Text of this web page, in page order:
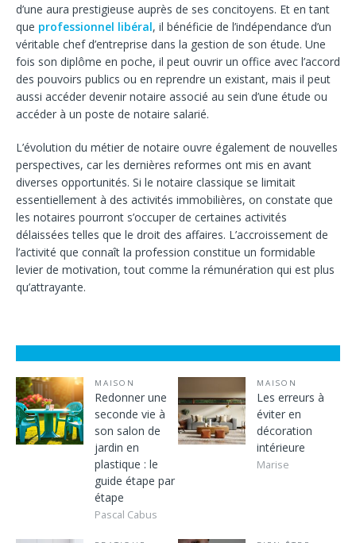
d’une aura prestigieuse auprès de ses concitoyens. Et en tant
que professionnel libéral, il bénéficie de l’indépendance d’un
véritable chef d’entreprise dans la gestion de son étude. Une
fois son diplôme en poche, il peut ouvrir un office avec l’accord
des pouvoirs publics ou en reprendre un existant, mais il peut
aussi accéder devenir notaire associé au sein d’une étude ou
accéder à un poste de notaire salarié.
L’évolution du métier de notaire ouvre également de nouvelles
perspectives, car les dernières reformes ont mis en avant
diverses opportunités. Si le notaire classique se limitait
essentiellement à des activités immobilières, on constate que
les notaires pourront s’occuper de certaines activités
délaissées telles que le droit des affaires. L’accroissement de
l’activité que connaît la profession constitue un formidable
levier de motivation, tout comme la rémunération qui est plus
qu’attrayante.
MAISON
Redonner une
seconde vie à
son salon de
jardin en
plastique : le
guide étape par
étape
Pascal Cabus
MAISON
Les erreurs à
éviter en
décoration
intérieure
Marise